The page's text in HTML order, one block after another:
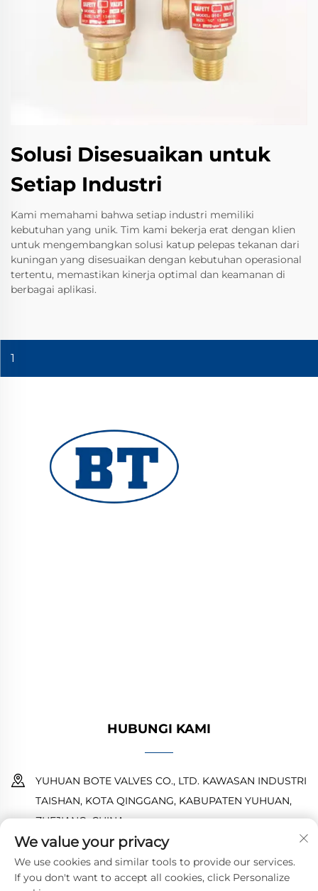
Solusi Disesuaikan untuk
Setiap Industri
Kami memahami bahwa setiap industri memiliki
kebutuhan yang unik. Tim kami bekerja erat dengan klien
untuk mengembangkan solusi katup pelepas tekanan dari
kuningan yang disesuaikan dengan kebutuhan operasional
tertentu, memastikan kinerja optimal dan keamanan di
berbagai aplikasi.
1
HUBUNGI KAMI
YUHUAN BOTE VALVES CO., LTD. KAWASAN INDUSTRI
TAISHAN, KOTA QINGGANG, KABUPATEN YUHUAN,
ZHEJIANG, CHINA
18968473237
[email protected]
We value your privacy
We use cookies and similar tools to provide our services.
If you don't want to accept all cookies, click Personalize